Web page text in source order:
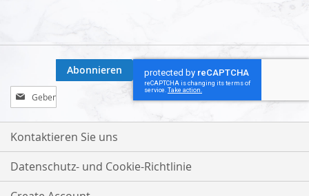
Melden
Sie
sich
für
Newsletter
an:
Abonnieren
Kontaktieren Sie uns
Datenschutz- und Cookie-Richtlinie